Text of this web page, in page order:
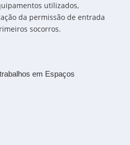
utilizados,
da permissão de entrada
socorros.
em Espaços